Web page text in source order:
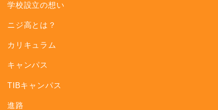
学校設立の想い
ニジ高とは？
カリキュラム
キャンパス
TIBキャンパス
進路